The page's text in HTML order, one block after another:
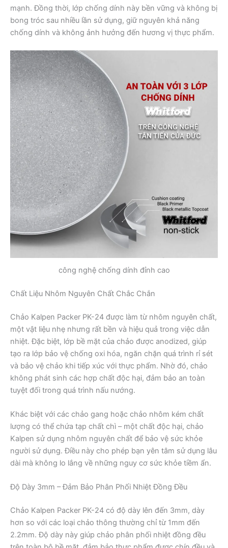
mạnh. Đồng thời, lớp chống dính này bền vững và không bị
bong tróc sau nhiều lần sử dụng, giữ nguyên khả năng
chống dính và không ảnh hưởng đến hương vị thực phẩm.
công nghệ chống dính đỉnh cao
Chất Liệu Nhôm Nguyên Chất Chắc Chắn
Chảo Kalpen Packer PK-24 được làm từ nhôm nguyên chất,
một vật liệu nhẹ nhưng rất bền và hiệu quả trong việc dẫn
nhiệt. Đặc biệt, lớp bề mặt của chảo được anodized, giúp
tạo ra lớp bảo vệ chống oxi hóa, ngăn chặn quá trình rỉ sét
và bảo vệ chảo khi tiếp xúc với thực phẩm. Nhờ đó, chảo
không phát sinh các hợp chất độc hại, đảm bảo an toàn
tuyệt đối trong quá trình nấu nướng.
Khác biệt với các chảo gang hoặc chảo nhôm kém chất
lượng có thể chứa tạp chất chì – một chất độc hại, chảo
Kalpen sử dụng nhôm nguyên chất để bảo vệ sức khỏe
người sử dụng. Điều này cho phép bạn yên tâm sử dụng lâu
dài mà không lo lắng về những nguy cơ sức khỏe tiềm ẩn.
Độ Dày 3mm – Đảm Bảo Phân Phối Nhiệt Đồng Đều
Chảo Kalpen Packer PK-24 có độ dày lên đến 3mm, dày
hơn so với các loại chảo thông thường chỉ từ 1mm đến
2.2mm. Độ dày này giúp chảo phân phối nhiệt đồng đều